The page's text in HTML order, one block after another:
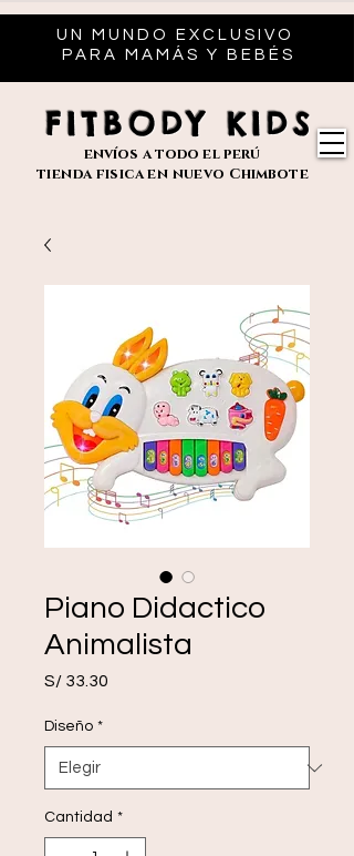
UN MUNDO EXCLUSIVO
PARA MAMÁS Y BEBÉS
FITBODY KIDS
envíos a todo el perú
tienda fisica en nuevo Chimbote
Piano Didactico
Animalista
S/ 33.30
Diseño *
Cantidad *